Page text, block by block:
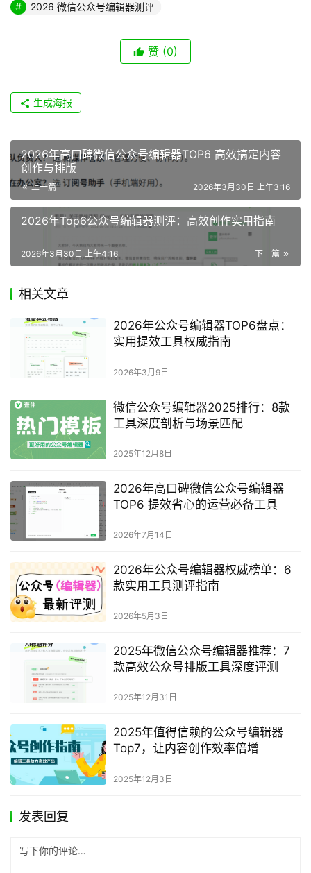
2026 微信公众号编辑器测评
赞 (0)
生成海报
2026年高口碑微信公众号编辑器TOP6 高效搞定内容
创作与排版
上一篇 2026年3月30日 上午3:16
2026年Top6公众号编辑器测评：高效创作实用指南
下一篇
2026年3月30日 上午4:16
相关文章
2026年公众号编辑器TOP6盘点：
实用提效工具权威指南
2026年3月9日
微信公众号编辑器2025排行：8款
工具深度剖析与场景匹配
2025年12月8日
2026年高口碑微信公众号编辑器
TOP6 提效省心的运营必备工具
2026年7月14日
2026年公众号编辑器权威榜单：6
款实用工具测评指南
2026年5月3日
2025年微信公众号编辑器推荐：7
款高效公众号排版工具深度评测
2025年12月31日
2025年值得信赖的公众号编辑器
Top7，让内容创作效率倍增
2025年12月3日
发表回复